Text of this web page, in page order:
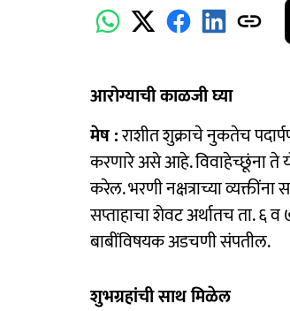
आरोग्याची काळजी घ्या
मेष :राशीत शुक्राचे नुकतेच
करणारे असे आहे. विवाहेच्छूंना ते
करेल. भरणी नक्षत्राच्या
सप्ताहाचा शेवट अर्थातच ता. ६
बाबींविषयक अडचणी संपतील.
शुभग्रहांची साथ मिळेल